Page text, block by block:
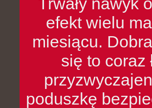
efekt wielu
miesiącu.
się to coraz
poduszkę